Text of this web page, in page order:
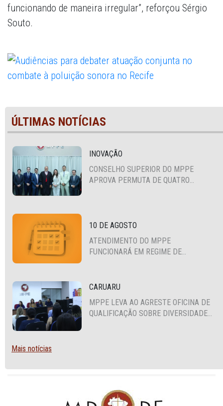
funcionando de maneira irregular”, reforçou Sérgio
Souto.
ÚLTIMAS NOTÍCIAS
INOVAÇÃO
CONSELHO SUPERIOR DO MPPE
APROVA PERMUTA DE QUATRO
10 DE AGOSTO
ATENDIMENTO DO MPPE
FUNCIONARÁ EM REGIME DE
CARUARU
MPPE LEVA AO AGRESTE OFICINA DE
QUALIFICAÇÃO SOBRE DIVERSIDADE
Mais notícias